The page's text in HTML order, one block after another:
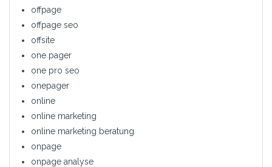
offpage
offpage seo
offsite
one pager
one pro seo
onepager
online
online marketing
online marketing beratung
onpage
onpage analyse